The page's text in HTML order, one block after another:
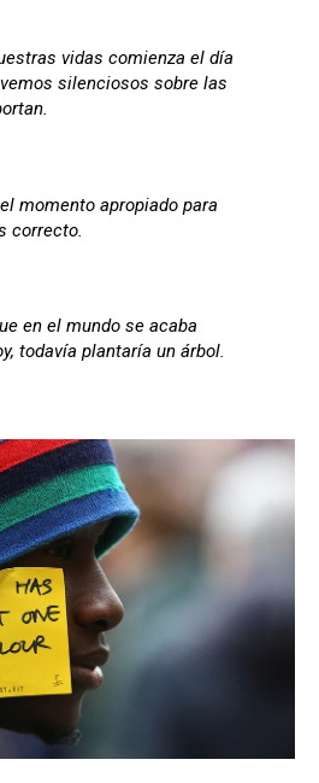
vidas comienza el día
silenciosos sobre las
momento apropiado para
correcto.
en el mundo se acaba
todavía plantaría un árbol.